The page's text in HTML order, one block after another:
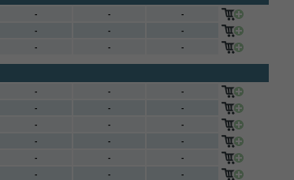
- -
-
- -
-
- - -
- -
-
- -
-
- -
-
- -
-
- -
-
- -
-